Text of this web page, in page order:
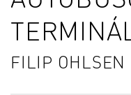
FILIP OHLSEN